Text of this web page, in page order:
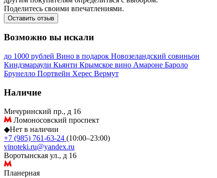
Поделитесь своими впечатлениями.
Оставить отзыв
Возможно вы искали
до 1000 рублей Вино в подарок Новозеландский совиньон
Киндзмараули Кьянти Крымское вино Амароне Бароло
Брунелло Портвейн Херес Вермут
Наличие
Мичуринский пр., д 16
Ломоносовский проспект
◆Нет в наличии
+7 (985) 761-63-24 (10:00–23:00)
vinoteki.ru@yandex.ru
Воротынская ул., д 16
Планерная